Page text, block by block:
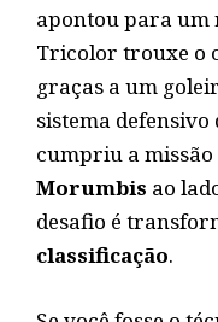
apontou para um
Tricolor trouxe o
graças a um
sistema defensivo
cumpriu a
Morumbis ao
desafio é
classificação.